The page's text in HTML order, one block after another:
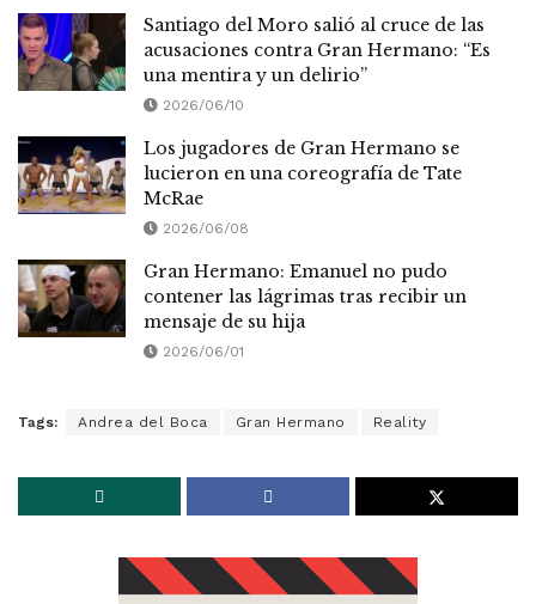
Santiago del Moro salió al cruce de las
acusaciones contra Gran Hermano: “Es
una mentira y un delirio”
2026/06/10
Los jugadores de Gran Hermano se
lucieron en una coreografía de Tate
McRae
2026/06/08
Gran Hermano: Emanuel no pudo
contener las lágrimas tras recibir un
mensaje de su hija
2026/06/01
Tags: Andrea del Boca Gran Hermano Reality